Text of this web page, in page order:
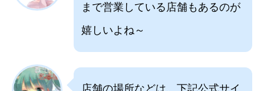
まで営業している店舗もあるのが
嬉しいよね～
店舗の場所などは、下記公式サイ